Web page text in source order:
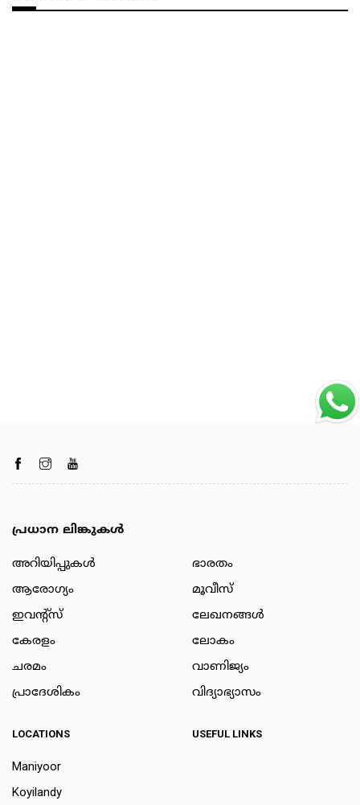
പ്രധാന ലിങ്കുകൾ
അറിയിപ്പുകള്‍
ആരോഗ്യം
ഇവന്റ്സ്
കേരളം
ചരമം
പ്രാദേശികം
ഭാരതം
മൂവീസ്
ലേഖനങ്ങള്‍
ലോകം
വാണിജ്യം
വിദ്യാഭ്യാസം
LOCATIONS
Maniyoor
Koyilandy
USEFUL LINKS